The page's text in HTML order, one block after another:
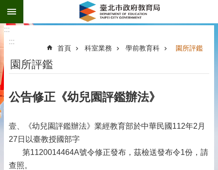
跳到主要內容區塊
:::
:::
首頁 科室業務 學前教育科 園所評鑑
園所評鑑
公告修正《幼兒園評鑑辦法》
壹、《幼兒園評鑑辦法》業經教育部於中華民國112年2月
27日以臺教授國部字
第1120014464A號令修正發布，茲檢送發布令1份，請
查照。